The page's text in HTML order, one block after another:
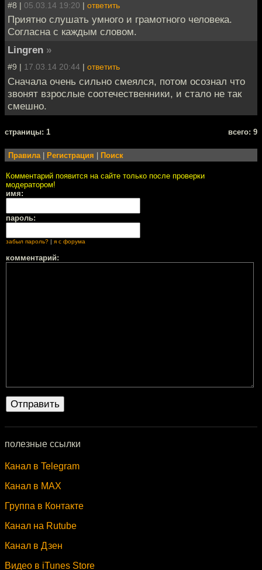
#8 | 05.03.14 19:20 | ответить
Приятно слушать умного и грамотного человека.
Согласна с каждым словом.
Lingren »
#9 | 17.03.14 20:44 | ответить
Сначала очень сильно смеялся, потом осознал что
звонят взрослые соотечественники, и стало не так
смешно.
cтраницы: 1 всего: 9
Правила | Регистрация | Поиск
Комментарий появится на сайте только после проверки
модератором!
имя:
пароль:
забыл пароль? | я с форума
комментарий:
полезные ссылки
Канал в Telegram
Канал в MAX
Группа в Контакте
Канал на Rutube
Канал в Дзен
Видео в iTunes Store